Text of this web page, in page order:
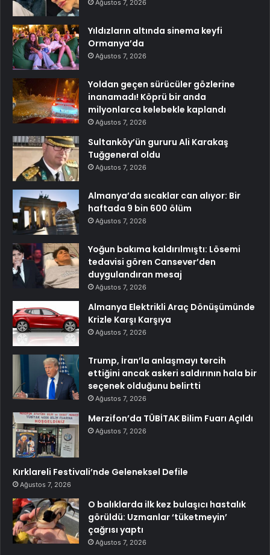
Ağustos 7, 2026
Yıldızların altında sinema keyfi
Ormanya’da
Ağustos 7, 2026
Yoldan geçen sürücüler gözlerine
inanamadı! Köprü bir anda
milyonlarca kelebekle kaplandı
Ağustos 7, 2026
Sultanköy’ün gururu Ali Karakaş
Tuğgeneral oldu
Ağustos 7, 2026
Almanya’da sıcaklar can alıyor: Bir
haftada 9 bin 600 ölüm
Ağustos 7, 2026
Yoğun bakıma kaldırılmıştı: Lösemi
tedavisi gören Cansever’den
duygulandıran mesaj
Ağustos 7, 2026
Almanya Elektrikli Araç Dönüşümünde
Krizle Karşı Karşıya
Ağustos 7, 2026
Trump, İran’la anlaşmayı tercih
ettiğini ancak askeri saldırının hala bir
seçenek olduğunu belirtti
Ağustos 7, 2026
Merzifon’da TÜBİTAK Bilim Fuarı Açıldı
Ağustos 7, 2026
Kırklareli Festivali’nde Geleneksel Defile
Ağustos 7, 2026
O balıklarda ilk kez bulaşıcı hastalık
görüldü: Uzmanlar ‘tüketmeyin’
çağrısı yaptı
Ağustos 7, 2026